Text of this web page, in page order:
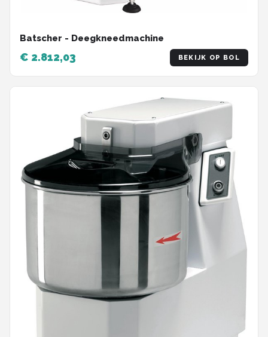
Batscher - Deegkneedmachine
€ 2.812,03 BEKIJK OP BOL